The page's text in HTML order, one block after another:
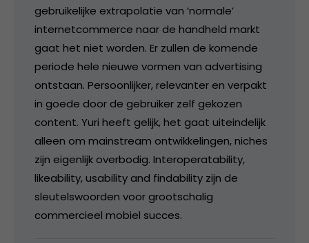
gebruikelijke extrapolatie van ‘normale’
internetcommerce naar de handheld markt
gaat het niet worden. Er zullen de komende
periode hele nieuwe vormen van advertising
ontstaan. Persoonlijker, relevanter en verpakt
in goede door de gebruiker zelf gekozen
content. Yuri heeft gelijk, het gaat uiteindelijk
alleen om mainstream ontwikkelingen, niches
zijn eigenlijk overbodig. Interoperatability,
likeability, usability and findability zijn de
sleutelswoorden voor grootschalig
commercieel mobiel succes.